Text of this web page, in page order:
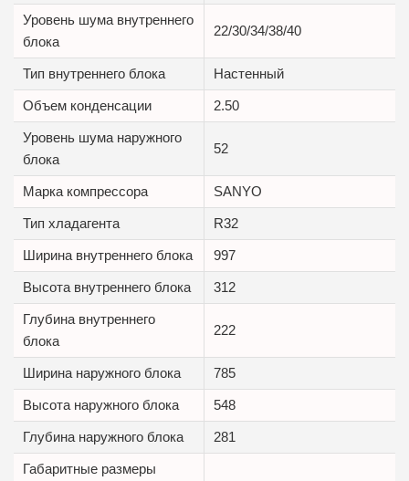
Уровень шума внутреннего
блока
22/30/34/38/40
Тип внутреннего блока Настенный
Объем конденсации 2.50
Уровень шума наружного
блока
52
Марка компрессора SANYO
Тип хладагента R32
Ширина внутреннего блока 997
Высота внутреннего блока 312
Глубина внутреннего
блока
222
Ширина наружного блока 785
Высота наружного блока 548
Глубина наружного блока 281
Габаритные размеры